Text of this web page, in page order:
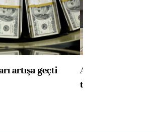
artışa geçti
ABD'de konut
toparlandı